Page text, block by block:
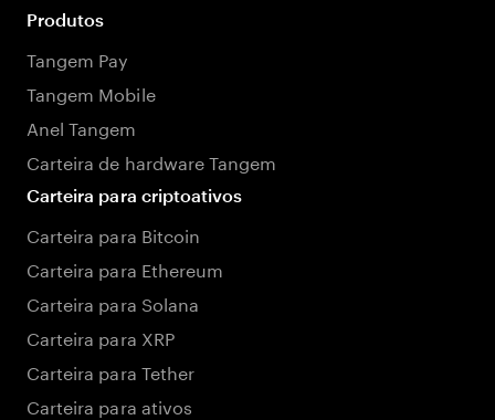
Produtos
Tangem Pay
Tangem Mobile
Anel Tangem
Carteira de hardware Tangem
Carteira para criptoativos
Carteira para Bitcoin
Carteira para Ethereum
Carteira para Solana
Carteira para XRP
Carteira para Tether
Carteira para ativos